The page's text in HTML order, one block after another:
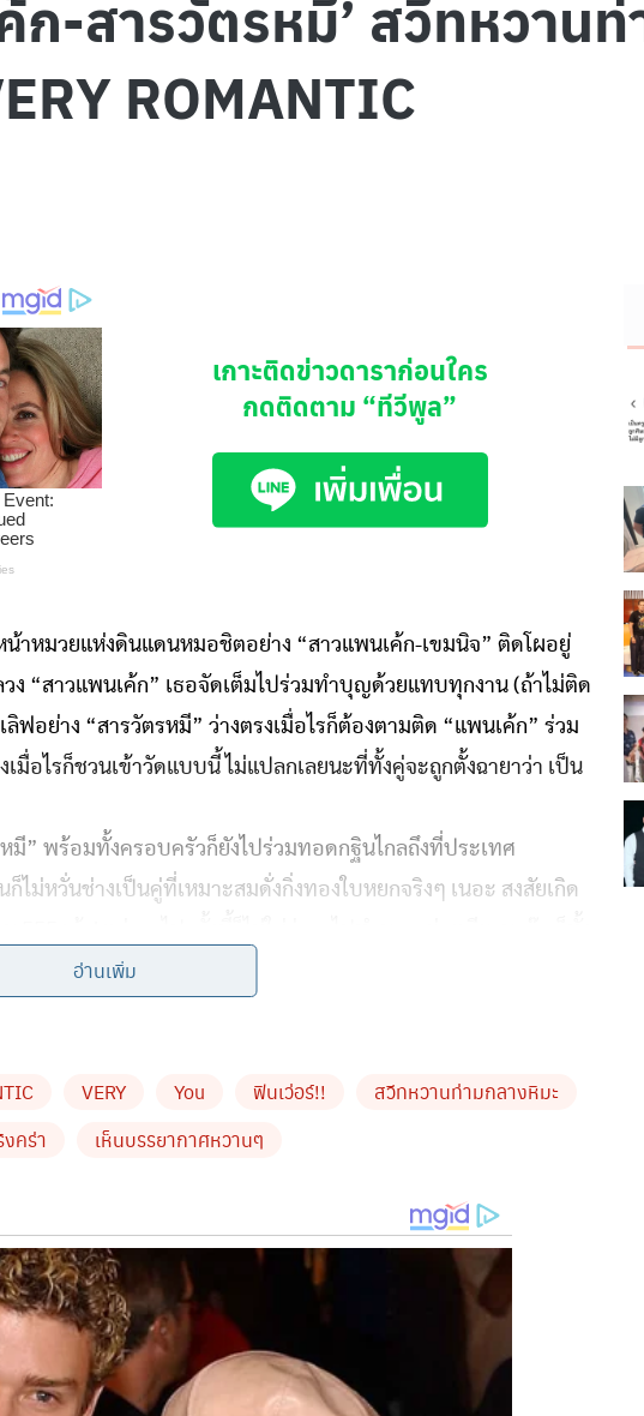
ก-สารวัตรหมี’ สวีทหวาน
ROMANTIC
เกาะติดข่าวดาราก่อนใคร
กดติดตาม “ทีวีพูล”
าหมวยแห่งดินแดนหมอชิตอย่าง “สาวแพนเค้ก-เขมนิจ” ติดโผอยู่
ง “สาวแพนเค้ก” เธอจัดเต็มไปร่วมทำบุญด้วยแทบทุกงาน (ถ้าไม่ติด
อย่าง “สารวัตรหมี” ว่างตรงเมื่อไรก็ต้องตามติด “แพนเค้ก” ร่วม
อไรก็ชวนเข้าวัดแบบนี้ ไม่แปลกเลยนะที่ทั้งคู่จะถูกตั้งฉายาว่า เป็น
มี” พร้อมทั้งครอบครัวก็ยังไปร่วมทอดกฐินไกลถึงที่ประเทศ
ไม่หวั่นช่างเป็นคู่ที่เหมาะสมดั่งกิ่งทองใบหยกจริงๆ เนอะ สงสัยเกิด
กด้วย นี่ขนาดไปส่องรูปในอินสตาแกรมบอกเลยว่าฟินสุดๆ ยิ่งได้เห็น
ค์ประชุมทุกประการ แต่งๆ ไปเลยปีหน้า จริงมั้ย “แม่หน่อย” คร้า
อ่านเพิ่ม
VERY You ฟินเว่อร์!!
สวีทหวานท่ามกลางหิมะ
คร่า เห็นบรรยากาศหวานๆ